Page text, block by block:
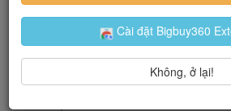
Người dùng đang quan tâm đến 🔥...
Trang chủ Nhà Cửa & Đời Sống
Cài đặt Bigbuy360
Không, ở lại!